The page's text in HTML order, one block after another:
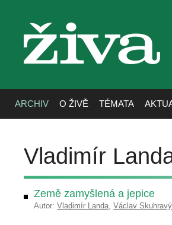
živa
ARCHIV O ŽIVĚ TÉMATA
Vladimír
Země zamyšlená a jepice
Autor: Vladimír Landa, Václav Skuhravý